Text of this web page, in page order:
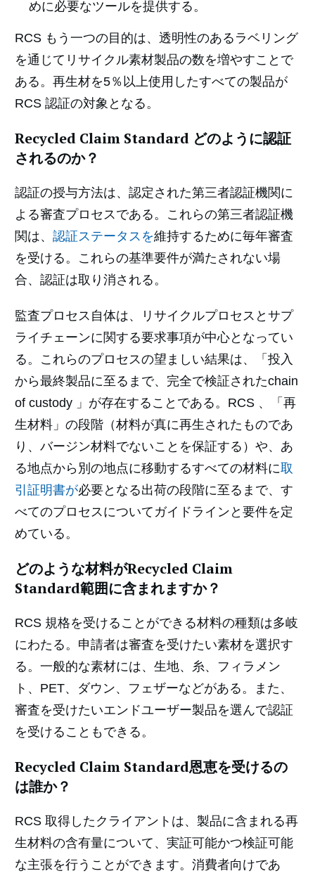
めに必要なツールを提供する。
RCS もう一つの目的は、透明性のあるラベリング
を通じてリサイクル素材製品の数を増やすことで
ある。再生材を5％以上使用したすべての製品が
RCS 認証の対象となる。
Recycled Claim Standard どのように認証
されるのか？
認証の授与方法は、認定された第三者認証機関に
よる審査プロセスである。これらの第三者認証機
関は、 認証ステータスを維持するために毎年審査
を受ける。これらの基準要件が満たされない場
合、認証は取り消される。
監査プロセス自体は、リサイクルプロセスとサプ
ライチェーンに関する要求事項が中心となってい
る。これらのプロセスの望ましい結果は、「投入
から最終製品に至るまで、完全で検証されたchain
of custody 」が存在することである。RCS 、「再
生材料」の段階（材料が真に再生されたものであ
り、バージン材料でないことを保証する）や、あ
る地点から別の地点に移動するすべての材料に取
引証明書が必要となる出荷の段階に至るまで、す
べてのプロセスについてガイドラインと要件を定
めている。
どのような材料がRecycled Claim
Standard範囲に含まれますか？
RCS 規格を受けることができる材料の種類は多岐
にわたる。申請者は審査を受けたい素材を選択す
る。一般的な素材には、生地、糸、フィラメン
ト、PET、ダウン、フェザーなどがある。また、
審査を受けたいエンドユーザー製品を選んで認証
を受けることもできる。
Recycled Claim Standard恩恵を受けるの
は誰か？
RCS 取得したクライアントは、製品に含まれる再
生材料の含有量について、実証可能かつ検証可能
な主張を行うことができます。消費者向けであ